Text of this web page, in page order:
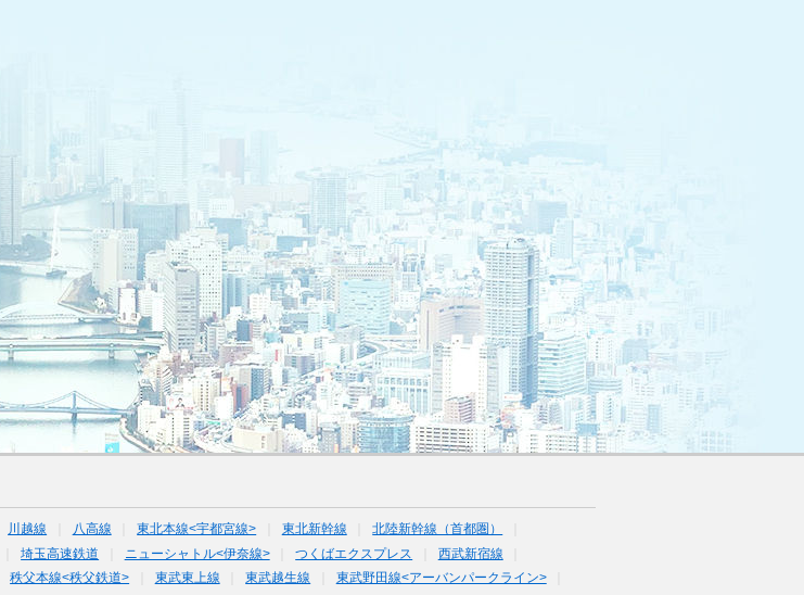
川越線 八高線 東北本線<宇都宮線> 東北新幹線
北陸新幹線（首都圏）
埼玉高速鉄道 ニューシャトル<伊奈線> つくばエクスプレス
西武新宿線
秩父本線<秩父鉄道> 東武東上線 東武越生線
東武野田線<アーバンパークライン>